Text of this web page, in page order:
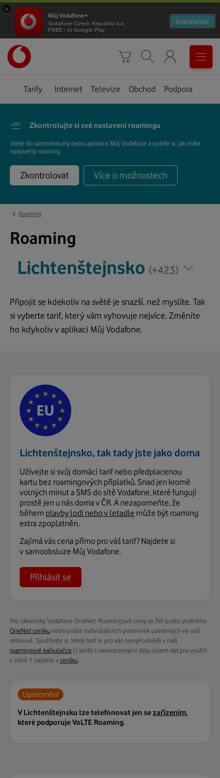
stránka
Košík Vyhledávání Menu
Tarify Internet Televize Obchod Podpora
Zkontrolujte si své nastavení roamingu
Jděte do samoobsluhy nebo aplikace Můj Vodafone a ověřte si, jak máte
nastavený roaming.
Zkontrolovat Více o možnostech
‹ Roaming
Roaming
Napište
zemi,
cestujete
Lichtenštejnsko (+423)
Napište
cestujete
Připojit se kdekoliv na světě je snazší, než myslíte. Tak
si vyberte tarif, který vám vyhovuje nejvíce. Změníte
ho kdykoliv v aplikaci Můj Vodafone.
Lichtenštejnsko, tak tady jste jako doma
Užívejte si svůj domácí tarif nebo předplacenou
kartu bez roamingových příplatků. Snad jen kromě
volných minut a SMS do sítě Vodafone, které fungují
prostě jen u nás doma v ČR. A nezapomeňte, že
během plavby lodí nebo v letadle může být roaming
extra zpoplatněn.
Zajímá vás cena přímo pro váš tarif? Najdete si
v samoobsluze Můj Vodafone.
Přihlásit se
Pro zákazníky Vodafone OneNet: Roamingové ceny se řídí podle platného
OneNet ceníku nebo podle individuálních podmínek uvedených ve vaší
smlouvě. Spočítejte si, který tarif je pro vás nejvýhodnější v naší
roamingové kalkulačce.U tarifů s neomezenými daty objem dat pro využití
v zóně 1 najdete vceníku.
Upozornění
V Lichtenštejnsku lze telefonovat jen sezařízením,
které podporuje VoLTE Roaming.
×
Můj Vodafone+
Vodafone Czech Republic a.s.
FREE - In Google Play
Instalovat